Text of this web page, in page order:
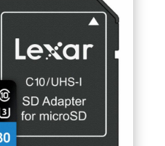
35,90€ + LISÄÄ